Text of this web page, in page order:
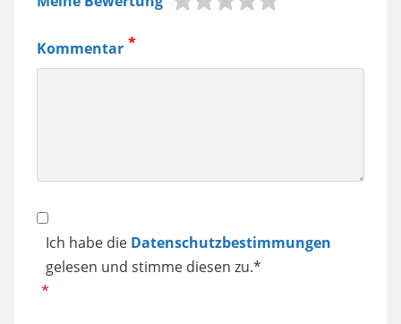
Jura
Samsung
Kommentar
Datenschutz
Ich habe die Datenschutzbestimmungen
gelesen und stimme diesen zu.*